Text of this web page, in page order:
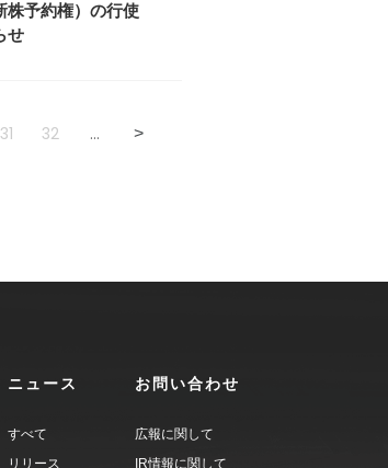
株予約権）の行使
せ
31 32 ... >
ニュース
すべて
リリース
お問い合わせ
広報に関して
IR情報に関して